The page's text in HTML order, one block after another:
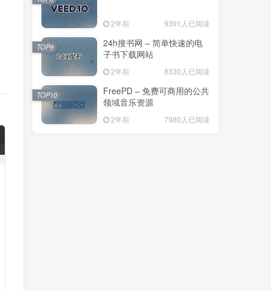
2年前 9391人已阅读
24h搜书网 – 简单快速的电
子书下载网站
2年前 8330人已阅读
TOP9
FreePD – 免费可商用的公共
领域音乐资源
2年前 7980人已阅读
TOP10